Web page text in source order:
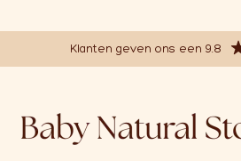
Klanten geven ons een 9.8